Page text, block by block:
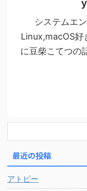
システムエ
Linux,macOS好
に豆柴こてつの
最近の投稿
アトピー